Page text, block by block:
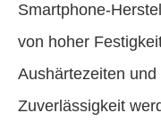
Smartphone-
von hoher
Aushärtezeiten
Zuverlässigkeit